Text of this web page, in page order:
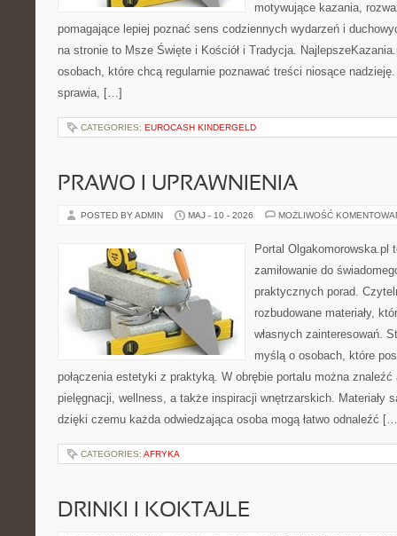
motywujące kazania,
pomagające lepiej poznać sens codziennych wydarzeń i
na stronie to Msze Święte i Kościół i Tradycja.
osobach, które chcą regularnie poznawać treści niosące nadzieję.
sprawia, […]
CATEGORIES: EUROCASH KINDERGELD
PRAWO I UPRAWNIENIA
POSTED BY ADMIN MAJ - 10 - 2026 MOŻLIWOŚĆ
Portal Olgakomorowska.pl
zamiłowanie do
praktycznych porad.
rozbudowane materiały,
własnych zainteresowań.
myślą o osobach, które
połączenia estetyki z praktyką. W obrębie portalu można
pielęgnacji, wellness, a także inspiracji wnętrzarskich. Materiały
dzięki czemu każda odwiedzająca osoba mogą łatwo odnaleźć
CATEGORIES: AFRYKA
DRINKI I KOKTAJLE